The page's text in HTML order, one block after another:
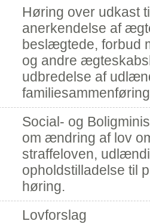
Høring over udkast
anerkendelse af
beslægtede, forbud
og andre
udbredelse af
Social- og
om ændring af lov
straffeloven,
opholdstilladelse til
høring.
Lovforslag